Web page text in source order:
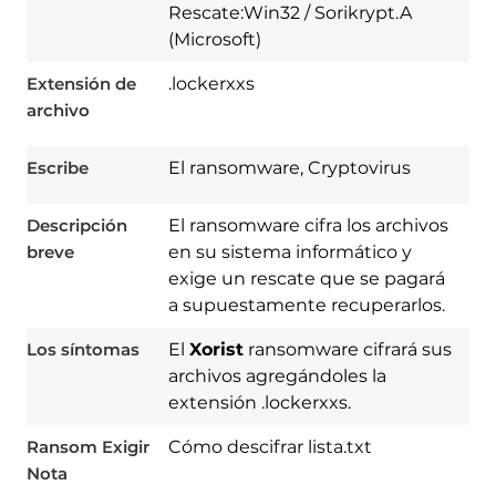
Rescate:Win32 / Sorikrypt.A
(Microsoft)
Extensión de
archivo
.lockerxxs
Escribe El ransomware, Cryptovirus
Descripción
breve
El ransomware cifra los archivos
en su sistema informático y
exige un rescate que se pagará
a supuestamente recuperarlos.
Los síntomas El Xoristransomware cifrará sus
archivos agregándoles la
extensión .lockerxxs.
Ransom Exigir
Nota
Cómo descifrar lista.txt
Download